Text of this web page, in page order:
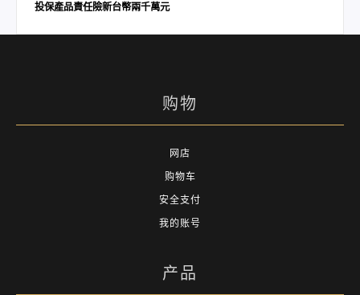
投保產品責任險新台幣兩千萬元
购物
网店
购物车
安全支付
我的账号
产品